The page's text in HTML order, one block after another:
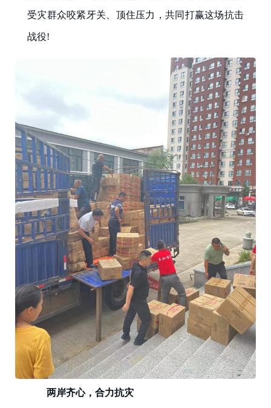
受灾群众咬紧牙关、顶住压力，共同打赢这场抗击
战役!
两岸齐心，合力抗灾